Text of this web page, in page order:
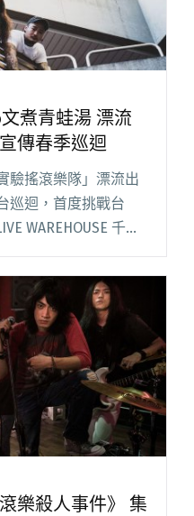
煮青蛙湯 漂流
傳春季巡迴
驗搖滾樂隊」漂流出
巡迴，首度挑戰台
WAREHOUSE 千人
生命轉變，將用音樂
寮練團、Po文煮青
」宣傳春季巡迴"
樂殺人事件》 集